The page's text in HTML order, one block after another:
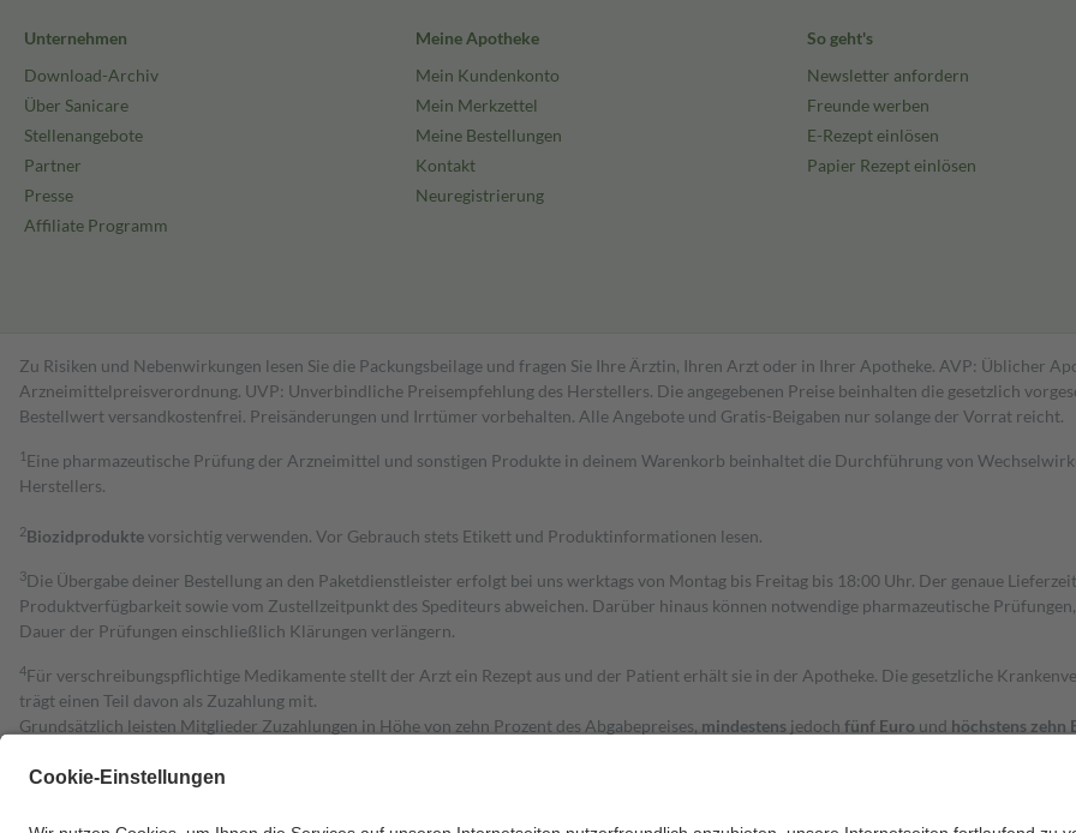
Unternehmen
Download-Archiv
Über Sanicare
Stellenangebote
Partner
Presse
Affiliate Programm
Meine Apotheke
Mein Kundenkonto
Mein Merkzettel
Meine Bestellungen
Kontakt
Neuregistrierung
So geht's
Newsletter anfordern
Freunde werben
E-Rezept einlösen
Papier Rezept einlösen
Zu Risiken und Nebenwirkungen lesen Sie die Packungsbeilage und fragen Sie Ihre Ärztin, Ihren Arzt oder in Ihrer Apotheke. AVP: Üblicher
Arzneimittelpreisverordnung. UVP: Unverbindliche Preisempfehlung des Herstellers. Die angegebenen Preise beinhalten die gesetzlich
Bestell­wert versand­kosten­frei. Preisänderungen und Irrtümer vorbehalten. Alle Angebote und Gratis-Beigaben nur solange der Vorrat reicht.
1 Eine pharmazeutische Prüfung der Arzneimittel und sonstigen Produkte in deinem Warenkorb beinhaltet die Durchführung von
Herstellers.
2Biozidproduktevorsichtig verwenden. Vor Gebrauch stets Etikett und Produktinformationen lesen.
3Die Übergabe deiner Bestellung an den Paketdienstleister erfolgt bei uns werktags von Montag bis Freitag bis 18:00 Uhr. Der genaue
Produktverfügbarkeit sowie vom Zustellzeitpunkt des Spediteurs abweichen. Darüber hinaus können notwendige pharmazeutische
Dauer der Prüfungen einschließlich Klärungen verlängern.
4Für verschreibungspflichtige Medikamente stellt der Arzt ein Rezept aus und der Patient erhält sie in der Apotheke. Die gesetzliche
trägt einen Teil davon als Zuzahlung mit.
Grundsätzlich leisten Mitglieder Zuzahlungen in Höhe von zehn Prozent des Abgabepreises, mindestens jedoch fünf Euro und höchstens zehn
Diese Regeln gelten grundsätzlich auch für Online-Apotheken.
Um das Engagement der Versicherten für ihre eigene Gesundheit zu stärken und die besondere Stellung der Familie zu unterstützen, fallen